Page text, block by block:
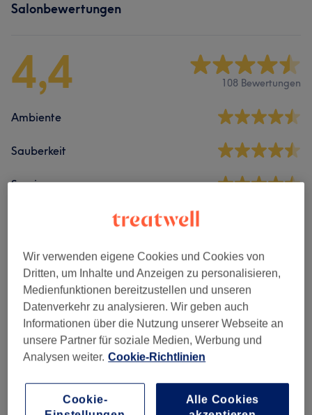
Salonbewertungen
4,4 108 Bewertungen
Ambiente
Sauberkeit
Service
Bewertungen filtern
Bewertung Nach Sternen filtern
Verifizierte Bewertungen
Geschrieben von unseren Kunden, damit du weißt, was
dich in jedem Salon erwartet.
Wir verwenden eigene Cookies und Cookies von
Dritten, um Inhalte und Anzeigen zu personalisieren,
Medienfunktionen bereitzustellen und unseren
Datenverkehr zu analysieren. Wir geben auch
Informationen über die Nutzung unserer Webseite an
unsere Partner für soziale Medien, Werbung und
Analysen weiter. Cookie-Richtlinien
Cookie-
Alle Cookies